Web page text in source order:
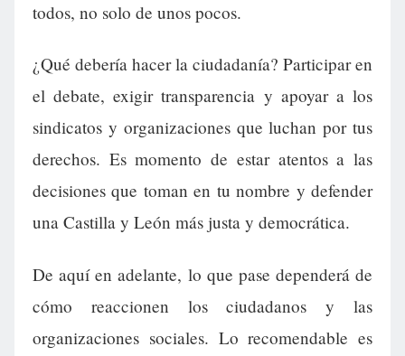
todos, no solo de unos pocos.
¿Qué debería hacer la ciudadanía? Participar en
el debate, exigir transparencia y apoyar a los
sindicatos y organizaciones que luchan por tus
derechos. Es momento de estar atentos a las
decisiones que toman en tu nombre y defender
una Castilla y León más justa y democrática.
De aquí en adelante, lo que pase dependerá de
cómo reaccionen los ciudadanos y las
organizaciones sociales. Lo recomendable es